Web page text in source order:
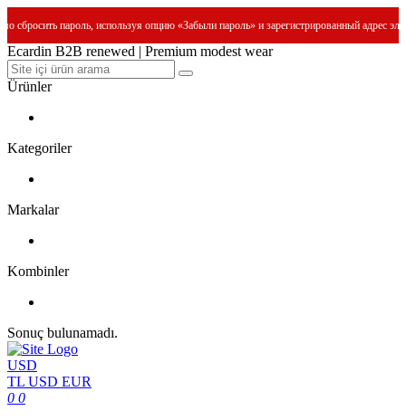
используя опцию «Забыли пароль» и зарегистрированный адрес электронной почты.
Ecardin B2B renewed | Premium modest wear
Ürünler
Kategoriler
Markalar
Kombinler
Sonuç bulunamadı.
USD
TL USD EUR
0 0